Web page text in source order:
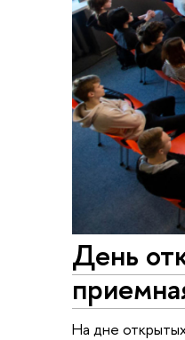
День
На дне